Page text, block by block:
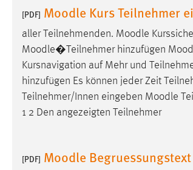
[PDF] Moodle Kurs Teilnehmer
aller Teilnehmenden. Moodle
Moodle�Teilnehmer hinzufügen
Kursnavigation auf Mehr und
hinzufügen Es können jeder Zeit
Teilnehmer/Innen eingeben Moodle
1 2 Den angezeigten Teilnehmer
[PDF] Moodle Begruessungstext